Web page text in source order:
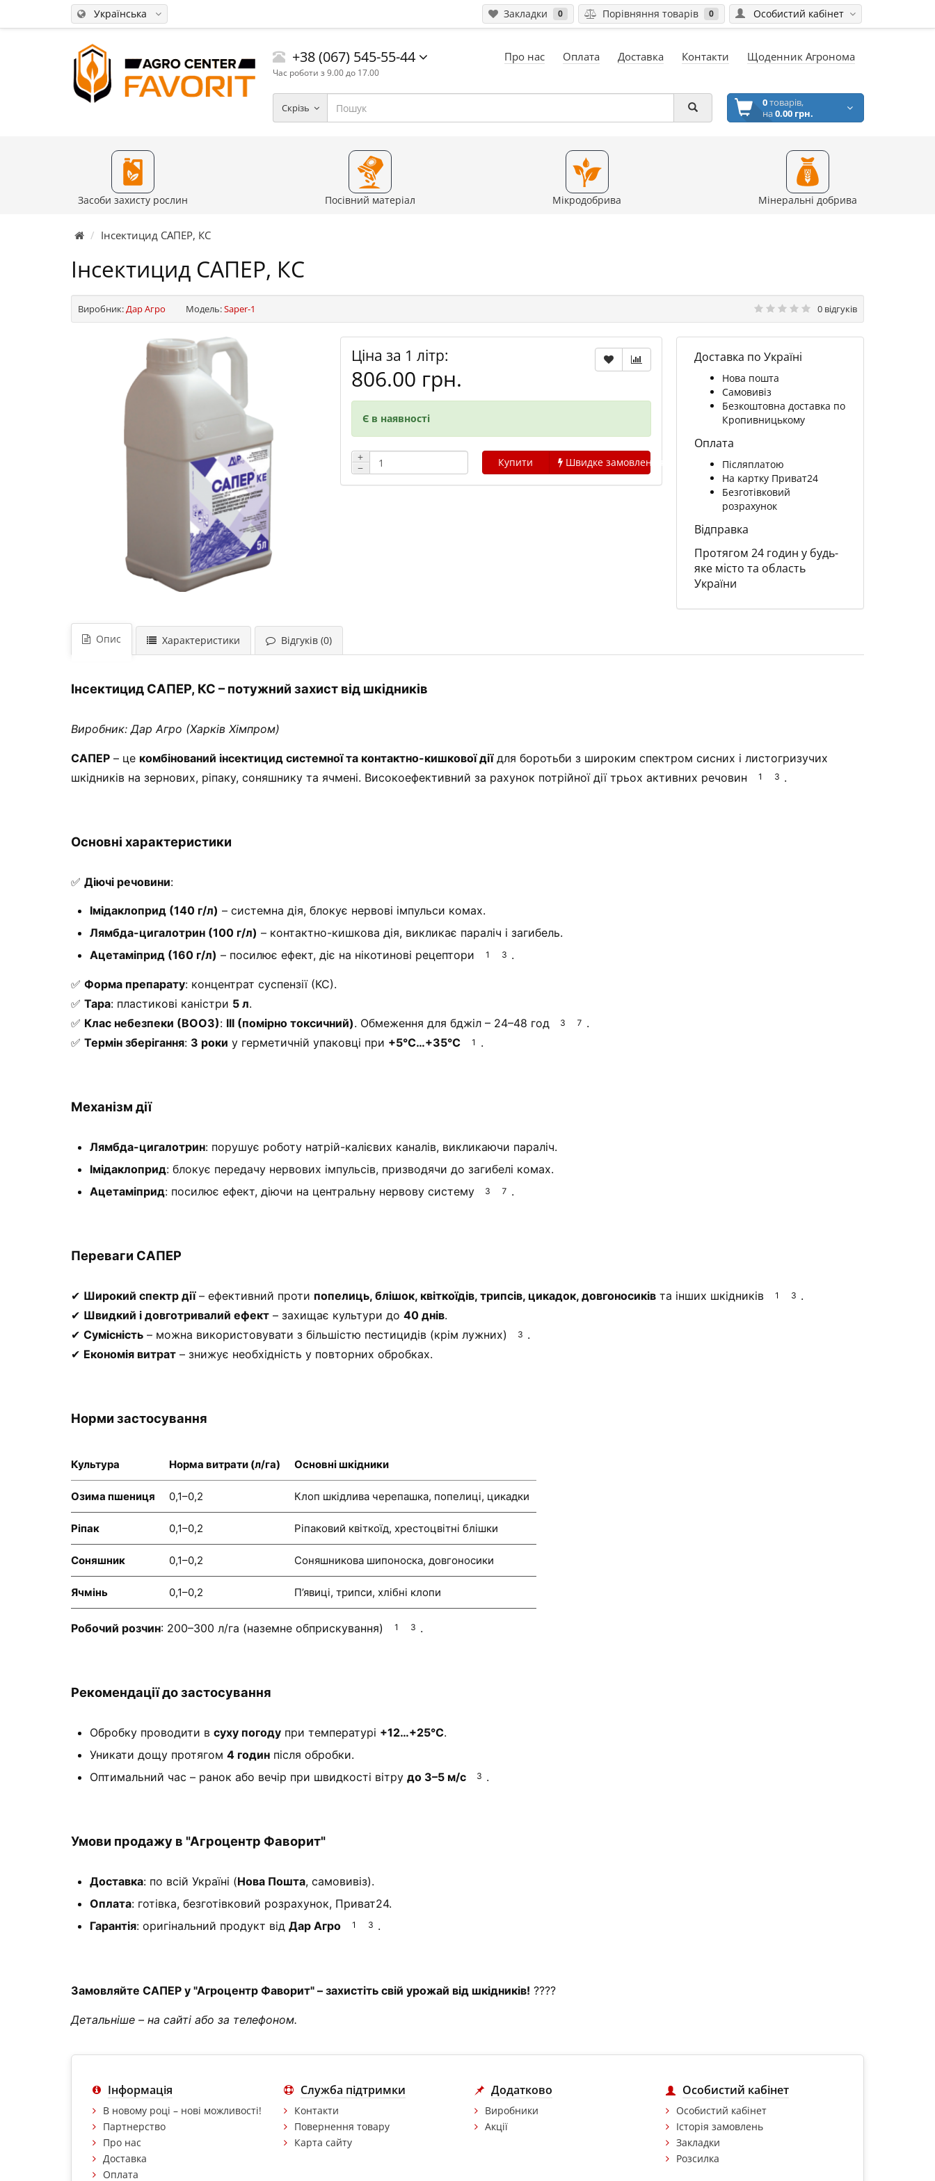
Українська Особистий кабінет
Закладки 0 Порівняння товарів 0
+38 (067) 545-55-44
Час роботи з 9.00 до 17.00
Про нас Оплата Доставка Контакти Щоденник Агронома
Скрізь 0товарів,
на0.00 грн.
Засоби захисту рослин Посівний матеріал Мікродобрива Мінеральні добрива
Інсектицид САПЕР, КС
Інсектицид САПЕР, КС
Виробник:Дар Агро Модель:Saper-1 0 відгуків
Ціна за 1 літр:
806.00 грн.
Є в наявності
+
−
Купити Швидке замовлення
Доставка по Україні
Нова пошта
Самовивіз
Безкоштовна доставка по
Кропивницькому
Оплата
Післяплатою
На картку Приват24
Безготівковий
розрахунок
Відправка
Протягом 24 годин у будь-
яке місто та область
України
Опис Характеристики Відгуків (0)
Інсектицид САПЕР, КС – потужний захист від шкідників
Виробник: Дар Агро (Харків Хімпром)
САПЕР – це комбінований інсектицид системної та контактно-кишкової діїдля боротьби з широким спектром сисних і листогризучих
шкідників на зернових, ріпаку, соняшнику та ячмені. Високоефективний за рахунок потрійної дії трьох активних речовин
1 3 .
Основні характеристики
✅ Діючі речовини:
Імідаклоприд (140 г/л) – системна дія, блокує нервові імпульси комах.
Лямбда-цигалотрин (100 г/л) – контактно-кишкова дія, викликає параліч і загибель.
Ацетаміприд (160 г/л) – посилює ефект, діє на нікотинові рецептори 1 3 .
✅ Форма препарату: концентрат суспензії (КС).
✅ Тара: пластикові каністри 5 л.
✅ Клас небезпеки (ВООЗ): III (помірно токсичний). Обмеження для бджіл – 24–48 год 3 7 .
✅ Термін зберігання: 3 роки у герметичній упаковці при +5°C…+35°C 1 .
Механізм дії
Лямбда-цигалотрин: порушує роботу натрій-калієвих каналів, викликаючи параліч.
Імідаклоприд: блокує передачу нервових імпульсів, призводячи до загибелі комах.
Ацетаміприд: посилює ефект, діючи на центральну нервову систему 3 7 .
Переваги САПЕР
✔ Широкий спектр дії– ефективний проти попелиць, блішок, квіткоїдів, трипсів, цикадок, довгоносиків та інших шкідників 1 3 .
✔ Швидкий і довготривалий ефект – захищає культури до 40 днів.
✔ Сумісність – можна використовувати з більшістю пестицидів (крім лужних) 3 .
✔ Економія витрат – знижує необхідність у повторних обробках.
Норми застосування
Культура Норма витрати (л/га) Основні шкідники
Озима пшениця 0,1–0,2 Клоп шкідлива черепашка, попелиці, цикадки
Ріпак 0,1–0,2 Ріпаковий квіткоїд, хрестоцвітні блішки
Соняшник 0,1–0,2 Соняшникова шипоноска, довгоносики
Ячмінь 0,1–0,2 П’явиці, трипси, хлібні клопи
Робочий розчин: 200–300 л/га (наземне обприскування) 1 3 .
Рекомендації до застосування
Обробку проводити всуху погоду при температурі +12…+25°C.
Уникати дощу протягом4 годин після обробки.
Оптимальний час – ранок або вечір при швидкості вітрудо 3–5 м/с 3 .
Умови продажу в "Агроцентр Фаворит"
Доставка: по всій Україні (Нова Пошта, самовивіз).
Оплата: готівка, безготівковий розрахунок, Приват24.
Гарантія: оригінальний продукт відДар Агро 1 3 .
Замовляйте САПЕР у "Агроцентр Фаворит" – захистіть свій урожай від шкідників! ????
Детальніше – на сайті або за телефоном.
Інформація
В новому році – нові можливості!
Партнерство
Про нас
Доставка
Оплата
Служба підтримки
Контакти
Повернення товару
Карта сайту
Додатково
Виробники
Акції
Особистий кабінет
Особистий кабінет
Історія замовлень
Закладки
Розсилка